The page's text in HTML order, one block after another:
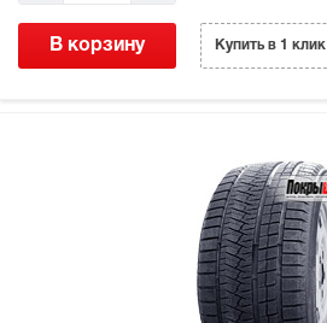
В корзину Купить в 1 клик